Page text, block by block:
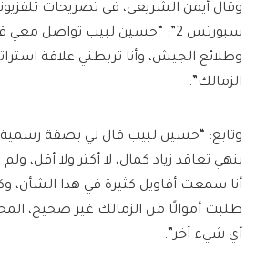
وقال أيمن الشريعي، في تصريحات
سبورتس 2”: “حسين لبيب تواصل
وطلائع الجيش، وأنا تربطني علاقة
الزمالك”.
وتابع: “حسين لبيب قال لي بصفة
ننهي تعاقد زياد كمال، لا أكثر ولا أقل،
أنا سمعت أقاويل كثيرة في هذا الشأن،
طلبت أموالًا من الزمالك غير صحيح،
أي شيء آخر”.